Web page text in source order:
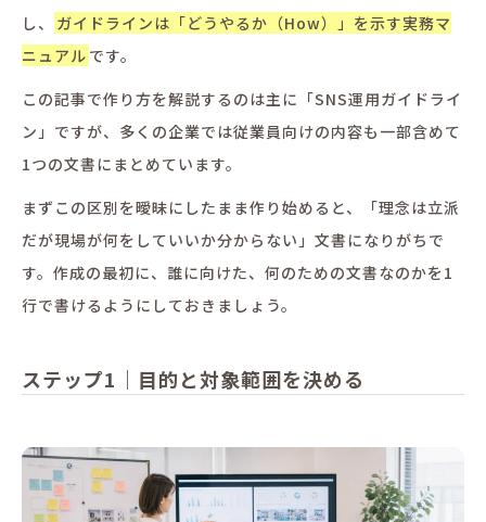
し、
ガイドラインは「どうやるか（How）」を示す実務マ
ニュアル です。
この記事で作り方を解説するのは主に「SNS運用ガイドライ
ン」ですが、多くの企業では従業員向けの内容も一部含めて
1つの文書にまとめています。
まずこの区別を曖昧にしたまま作り始めると、「理念は立派
だが現場が何をしていいか分からない」文書になりがちで
す。作成の最初に、誰に向けた、何のための文書なのかを1
行で書けるようにしておきましょう。
ステップ1｜目的と対象範囲を決める